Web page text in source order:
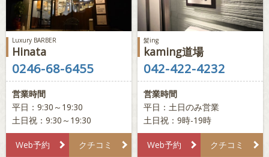
Luxury BARBER
Hinata
0246-68-6455
営業時間
平日：9:30～19:30
土日祝：9:30～19:30
Web予約 クチコミ
髪ing
kaming道場
042-422-4232
営業時間
平日：土日のみ営業
土日祝：9時-19時
Web予約 クチコミ